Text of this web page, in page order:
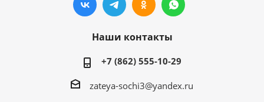
Наши контакты
+7 (862) 555-10-29
zateya-sochi3@yandex.ru